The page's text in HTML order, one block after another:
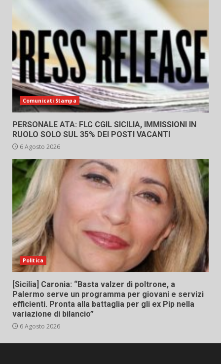
Comunicati Stampa
PERSONALE ATA: FLC CGIL SICILIA, IMMISSIONI IN
RUOLO SOLO SUL 35% DEI POSTI VACANTI
6 Agosto 2026
Politica
[Sicilia] Caronia: “Basta valzer di poltrone, a
Palermo serve un programma per giovani e servizi
efficienti. Pronta alla battaglia per gli ex Pip nella
variazione di bilancio”
6 Agosto 2026